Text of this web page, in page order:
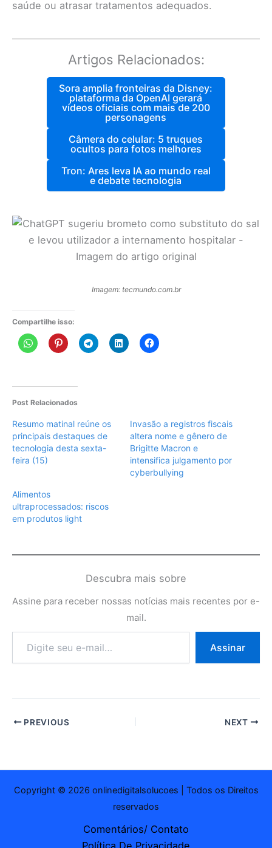
saúde ou atrasar tratamentos adequados.
Artigos Relacionados:
Sora amplia fronteiras da Disney:
plataforma da OpenAI gerará
vídeos oficiais com mais de 200
personagens
Câmera do celular: 5 truques
ocultos para fotos melhores
Tron: Ares leva IA ao mundo real
e debate tecnologia
Imagem: tecmundo.com.br
Compartilhe isso:
Post Relacionados
Resumo matinal reúne os
principais destaques de
tecnologia desta sexta-
feira (15)
Invasão a registros fiscais
altera nome e gênero de
Brigitte Macron e
intensifica julgamento por
cyberbullying
Alimentos
ultraprocessados: riscos
em produtos light
Descubra mais sobre
Assine para receber nossas notícias mais recentes por e-
mail.
e-
Assinar
PREVIOUS NEXT
Copyright © 2026 onlinedigitalsolucoes | Todos os Direitos
reservados
Comentários/ Contato